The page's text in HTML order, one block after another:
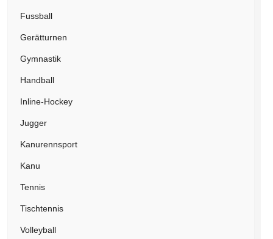
Fussball
Gerätturnen
Gymnastik
Handball
Inline-Hockey
Jugger
Kanurennsport
Kanu
Tennis
Tischtennis
Volleyball